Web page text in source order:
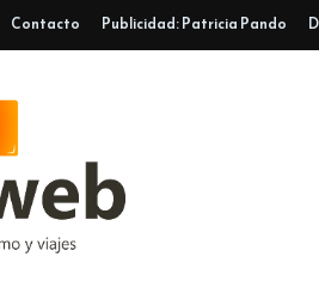
Contacto Publicidad: Patricia Pando